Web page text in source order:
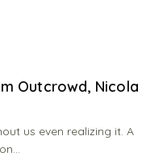
Outcrowd, Nicola
us even realizing it. A